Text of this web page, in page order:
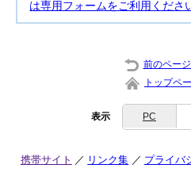
は専用フォームをご利用くださ
前のペー
トップペ
表示 PC
携帯サイト リンク集 プライバ